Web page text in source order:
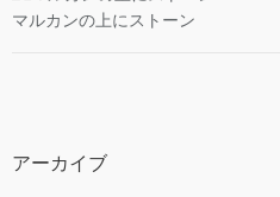
マルカンの上にストーン
アーカイブ